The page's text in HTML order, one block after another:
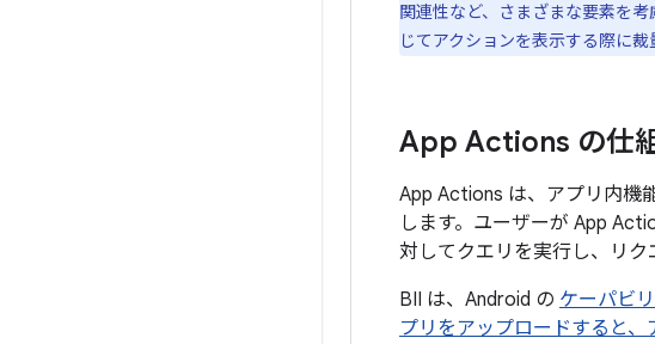
関連性など、さまざまな要素を
じてアクションを表示する際に裁
App Actions の仕
App Actions は、アプリ内機
します。ユーザーが App
対してクエリを実行し、リク
BII は、Android の ケーパビ
プリをアップロードすると